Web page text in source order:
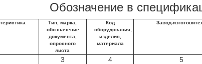
Обозначение в
Тип, марка,
обозначение
документа,
опросного
листа
Код
оборудования,
изделия,
материала
Завод-
3 4 5